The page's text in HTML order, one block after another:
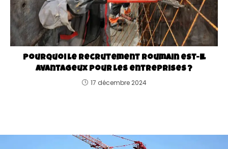
Pourquoi le recrutement roumain est-il
avantageux pour les entreprises ?
17 décembre 2024